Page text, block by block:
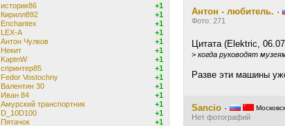
историк86
+1
Кирилл892
+1
Enchantex
+1
LEX-A
+1
Антон Чулков
+1
Некит
+1
KaptnW
+1
спринтер85
+1
Fedor Vostochny
+1
Валентин 30
+1
Иван 84
+1
Амурский транспортник
+1
D_10D100
+1
Пятачок
+1
Антон - любитель. ·
Фото: 271
Цитата (Elektric,
> когда руководят
Разве эти машины
Sancio ·
Нет фотографий